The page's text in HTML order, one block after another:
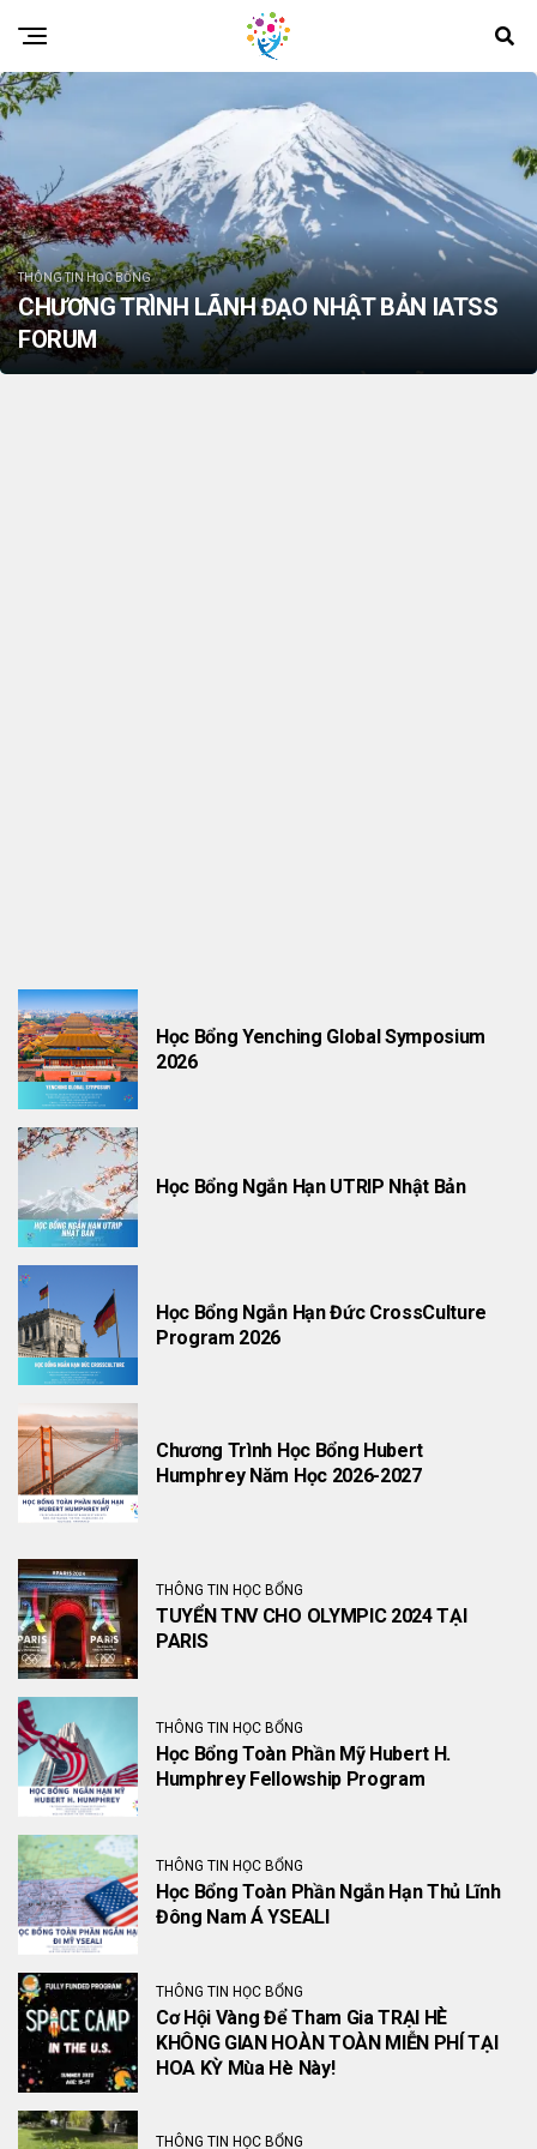
THÔNG TIN HỌC BỔNG
CHƯƠNG TRÌNH LÃNH ĐẠO NHẬT BẢN IATSS
FORUM
Học Bổng Yenching Global Symposium
2026
Học Bổng Ngắn Hạn UTRIP Nhật Bản
Học Bổng Ngắn Hạn Đức CrossCulture
Program 2026
Chương Trình Học Bổng Hubert
Humphrey Năm Học 2026-2027
THÔNG TIN HỌC BỔNG
TUYỂN TNV CHO OLYMPIC 2024 TẠI
PARIS
THÔNG TIN HỌC BỔNG
Học Bổng Toàn Phần Mỹ Hubert H.
Humphrey Fellowship Program
THÔNG TIN HỌC BỔNG
Học Bổng Toàn Phần Ngắn Hạn Thủ Lĩnh
Đông Nam Á YSEALI
THÔNG TIN HỌC BỔNG
Cơ Hội Vàng Để Tham Gia TRẠI HÈ
KHÔNG GIAN HOÀN TOÀN MIỄN PHÍ TẠI
HOA KỲ Mùa Hè Này!
THÔNG TIN HỌC BỔNG